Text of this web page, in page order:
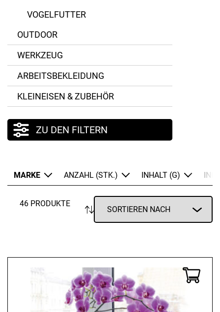
VOGELFUTTER
OUTDOOR
WERKZEUG
ARBEITSBEKLEIDUNG
KLEINEISEN & ZUBEHÖR
ZU DEN FILTERN
MARKE ANZAHL (STK.) INHALT (G)
46 PRODUKTE